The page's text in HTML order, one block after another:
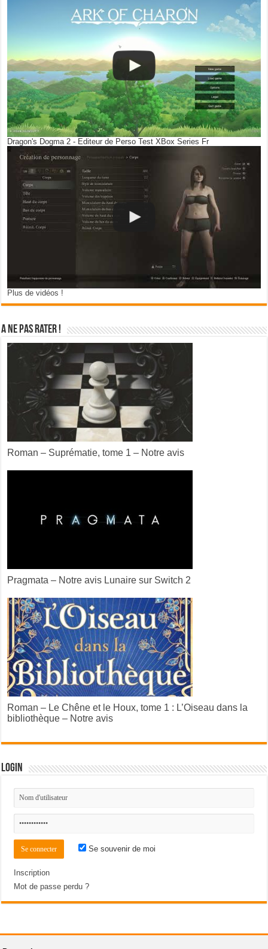
Dragon's Dogma 2 - Editeur de Perso Test XBox Series Fr
Plus de vidéos !
A ne pas rater !
Roman – Suprématie, tome 1 – Notre avis
Pragmata – Notre avis Lunaire sur Switch 2
Roman – Le Chêne et le Houx, tome 1 : L’Oiseau dans la
bibliothèque – Notre avis
Login
Se souvenir de moi
Inscription
Mot de passe perdu ?